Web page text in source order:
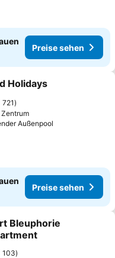
Preise sehen
hinzufügen
Holidays
721
Außenpool
Preise sehen
hinzufügen
Bleuphorie
103